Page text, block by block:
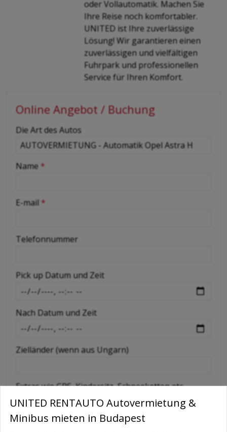
oder Vollautomatik. Machen Sie
Ihre Reise noch komfortabler.
UNITED ist Ihre zuverlässige
Lösung! Wir garantieren einen
zuverlässigen und vielfältigen
Fuhrpark und professionellen
Service für Ihren Komfort.
Online Angebot / Buchung
-
-
-
-
-
-
Die Art des Autos
Name *
E-mail *
Telefonnummer
Pick up Datum und Zeit
Nach Datum und Zeit
Zielländer (wenn aus Ungarn)
Extras wie GPS, Kindersitz, Schneeketten etc
Nachricht
UNITED RENTAUTO Autovermietung &
Minibus mieten in Budapest